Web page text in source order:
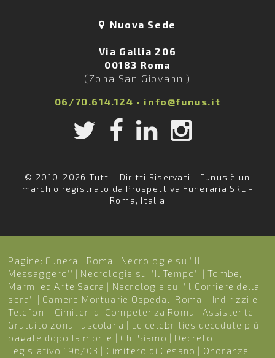
Nuova Sede
Via Gallia 206
00183 Roma
(Zona San Giovanni)
06/70.614.124 • info@funus.it
© 2010-2026 Tutti i Diritti Riservati - Funus è un
marchio registrato da Prospettiva Funeraria SRL -
Roma, Italia
Pagine: Funerali Roma | Necrologie su ''Il
Messaggero'' | Necrologie su ''Il Tempo'' |Tombe,
Marmi ed Arte Sacra | Necrologie su ''Il Corriere della
sera'' | Camere Mortuarie Ospedali Roma - Indirizzi e
Telefoni | Cimiteri di Competenza Roma | Assistente
Gratuito zona Tuscolana | Le celebrities decedute più
pagate dopo la morte | Chi Siamo | Decreto
Legislativo 196/03 | Cimitero di Cesano | Onoranze